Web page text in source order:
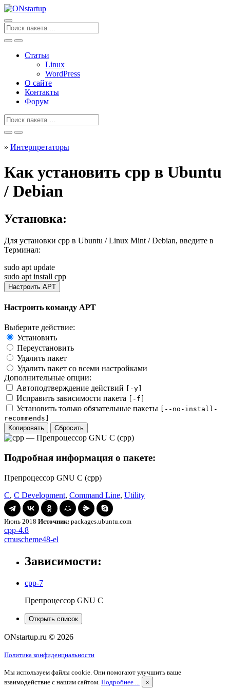
Перейти
к
содержанию
Поиск
для
Статьи
Linux
WordPress
О сайте
Контакты
Форум
Поиск
» Интерпретаторы
Как установить cpp в Ubuntu
/ Debian
Установка:
Для установки cpp в Ubuntu / Linux Mint / Debian, введите в
Терминал:
sudo apt update
sudo apt install cpp
Настроить APT
Настроить команду APT
Выберите действие:
Установить
Переустановить
Удалить пакет
Удалить пакет со всеми настройками
Дополнительные опции:
Автоподтверждение действий
[-y]
Исправить зависимости пакета [-f]
Установить только обязательные пакеты
[--no-install-
recommends]
Копировать
Сбросить
Подробная информация о пакете:
Препроцессор GNU C (cpp)
C, C Development, Command Line, Utility
Июнь 2018 Источник: packages.ubuntu.com
Навигация
по
записям
cpp-
4.8
cpp-4.8
cmuscheme48-
cmuscheme48-el
Зависимости:
cpp-7
Препроцессор GNU C
Открыть список
ONstartup.ru © 2026
Политика конфиденциальности
Мы используем файлы cookie. Они помогают улучшить ваше
взаимодействие с нашим сайтом. Подробнее ... ×